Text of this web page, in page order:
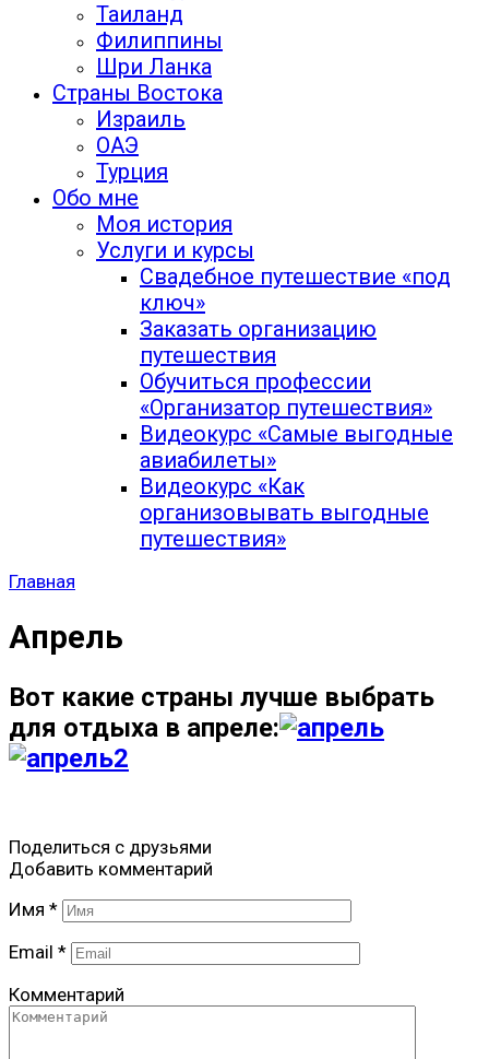
Таиланд
Филиппины
Шри Ланка
Страны Востока
Израиль
ОАЭ
Турция
Обо мне
Моя история
Услуги и курсы
Свадебное путешествие «под
ключ»
Заказать организацию
путешествия
Обучиться профессии
«Организатор путешествия»
Видеокурс «Самые выгодные
авиабилеты»
Видеокурс «Как
организовывать выгодные
путешествия»
Главная
Апрель
Вот какие страны лучше выбрать
для отдыха в апреле:
Поделиться с друзьями
Добавить комментарий
Имя *
Email *
Комментарий